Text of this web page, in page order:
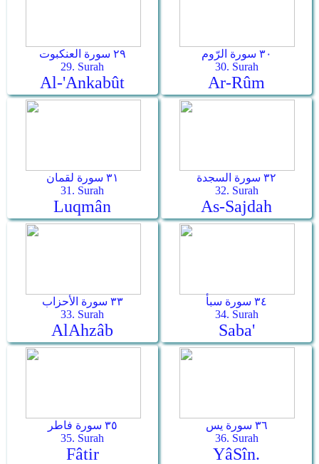
٢٩ سورة العنكبوت
29. Surah
Al-'Ankabût
٣٠ سورة الرّوم
30. Surah
Ar-­Rûm
٣١ سورة لقمان
31. Surah
Luqmân
٣٢ سورة السجدة
32. Surah
As-­Sajdah
٣٣ سورة الأحزاب
33. Surah
Al­Ahzâb
٣٤ سورة سبأ
34. Surah
Saba'
٣٥ سورة فاطر
35. Surah
Fâtir
٣٦ سورة يس
36. Surah
Yâ­Sîn.